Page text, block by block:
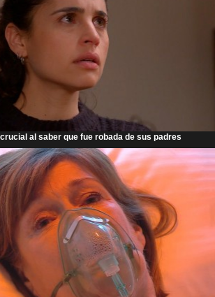
al saber que fue robada de sus padres